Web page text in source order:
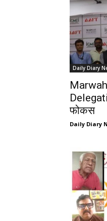
Daily Diary
फोकस
Daily Diary